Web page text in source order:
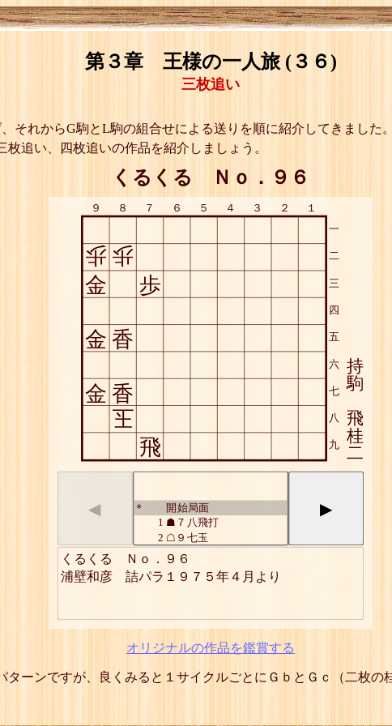
第３章 王様の一人旅 (３６)
三枚追い
それからG駒とL駒の組合せによる送りを順に紹介してきました
追い、四枚追いの作品を紹介しましょう。
くるくる Ｎｏ．９６
９
一
８
二
７
三
６
四
５
五
４
六
３
七
２
八
１
九
歩 歩
金
歩
金 香
金 香
玉
飛
二
桂
飛
駒
持
◀ * 開始局面
1 ☗７八飛打
2 ☖９七玉
☗８九桂
☖８七玉
5 ☗９九桂
8☖９五玉
9☗８七桂
11 ☗９七桂
▶
くるくる　Ｎｏ．９６
オリジナルの作品を鑑賞する
ターンですが、良くみると１サイクルごとにＧｂとＧｃ（二枚